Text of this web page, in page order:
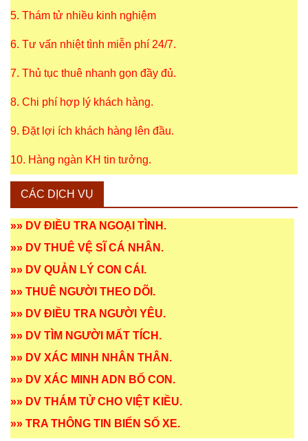
5. Thám tử nhiều kinh nghiệm
6. Tư vấn nhiệt tình miễn phí 24/7.
7. Thủ tục thuê nhanh gọn đầy đủ.
8. Chi phí hợp lý khách hàng.
9. Đặt lợi ích khách hàng lên đầu.
10. Hàng ngàn KH tin tưởng.
CÁC DỊCH VỤ
»» DV ĐIỀU TRA NGOẠI TÌNH .
»» DV THUÊ VỆ SĨ CÁ NHÂN .
»» DV QUẢN LÝ CON CÁI .
»» THUÊ NGƯỜI THEO DÕI .
»» DV ĐIỀU TRA NGƯỜI YÊU.
»» DV TÌM NGƯỜI MẤT TÍCH .
»» DV XÁC MINH NHÂN THÂN .
»» DV XÁC MINH ADN BỐ CON .
»» DV THÁM TỬ CHO VIỆT KIỀU.
»» TRA THÔNG TIN BIỂN SỐ XE.